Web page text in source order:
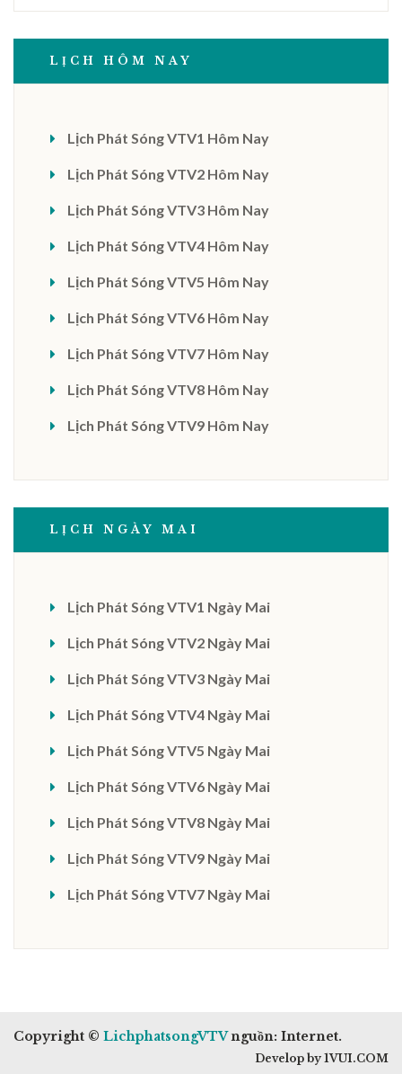
LỊCH HÔM NAY
Lịch Phát Sóng VTV1 Hôm Nay
Lịch Phát Sóng VTV2 Hôm Nay
Lịch Phát Sóng VTV3 Hôm Nay
Lịch Phát Sóng VTV4 Hôm Nay
Lịch Phát Sóng VTV5 Hôm Nay
Lịch Phát Sóng VTV6 Hôm Nay
Lịch Phát Sóng VTV7 Hôm Nay
Lịch Phát Sóng VTV8 Hôm Nay
Lịch Phát Sóng VTV9 Hôm Nay
LỊCH NGÀY MAI
Lịch Phát Sóng VTV1 Ngày Mai
Lịch Phát Sóng VTV2 Ngày Mai
Lịch Phát Sóng VTV3 Ngày Mai
Lịch Phát Sóng VTV4 Ngày Mai
Lịch Phát Sóng VTV5 Ngày Mai
Lịch Phát Sóng VTV6 Ngày Mai
Lịch Phát Sóng VTV8 Ngày Mai
Lịch Phát Sóng VTV9 Ngày Mai
Lịch Phát Sóng VTV7 Ngày Mai
Copyright © LichphatsongVTVnguồn: Internet.
Develop by 1VUI.COM